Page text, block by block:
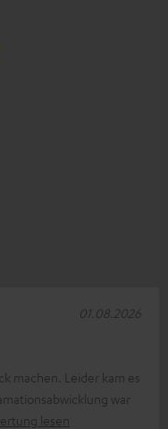
machen. Leider kam es
war
lesen
01.08.2026